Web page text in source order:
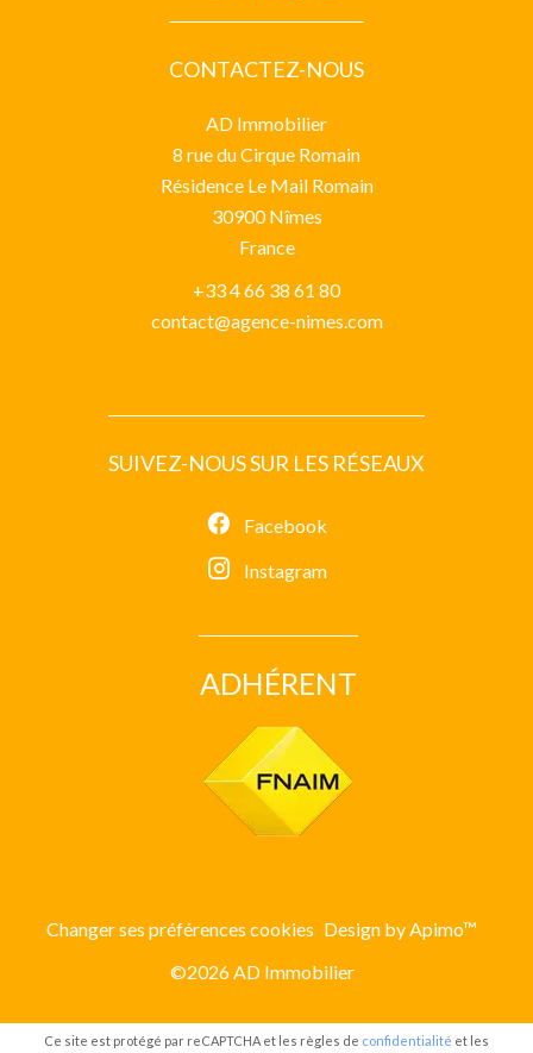
CONTACTEZ-NOUS
AD Immobilier
8 rue du Cirque Romain
Résidence Le Mail Romain
30900Nîmes
France
+33 4 66 38 61 80
contact@agence-nimes.com
SUIVEZ-NOUS SUR LES RÉSEAUX
Facebook
Instagram
ADHÉRENT
Changer ses préférences cookies Design byApimo™
©2026 AD Immobilier
Ce site est protégé par reCAPTCHA et les règles de confidentialité et les